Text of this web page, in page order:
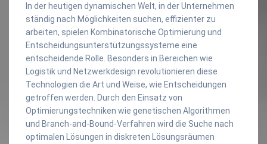
In der heutigen dynamischen Welt, in der Unternehmen
ständig nach Möglichkeiten suchen, effizienter zu
arbeiten, spielen Kombinatorische Optimierung und
Entscheidungsunterstützungssysteme eine
entscheidende Rolle. Besonders in Bereichen wie
Logistik und Netzwerkdesign revolutionieren diese
Technologien die Art und Weise, wie Entscheidungen
getroffen werden. Durch den Einsatz von
Optimierungstechniken wie genetischen Algorithmen
und Branch-and-Bound-Verfahren wird die Suche nach
optimalen Lösungen in diskreten Lösungsräumen